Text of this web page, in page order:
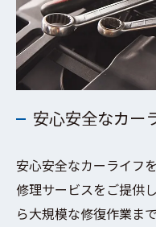
安心安全なカー
安心安全なカーライフ
修理サービスをご提供
ら大規模な修復作業ま